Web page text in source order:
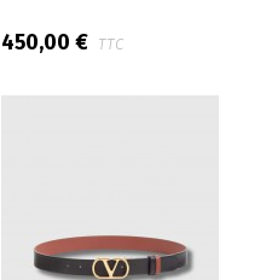
450,00 € TTC